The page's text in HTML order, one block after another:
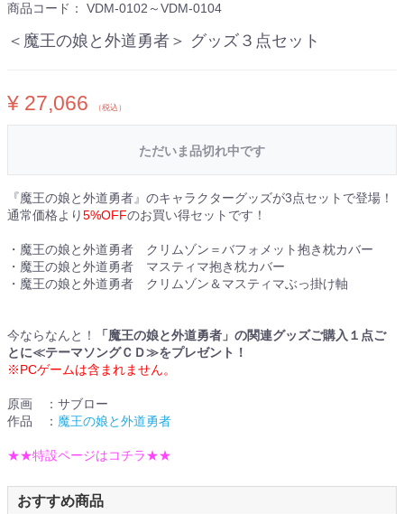
商品コード： VDM-0102～VDM-0104
＜魔王の娘と外道勇者＞ グッズ３点セット
¥ 27,066 （税込）
ただいま品切れ中です
『魔王の娘と外道勇者』のキャラクターグッズが3点セットで登場！
通常価格より5%OFFのお買い得セットです！
・魔王の娘と外道勇者 クリムゾン＝バフォメット抱き枕カバー
・魔王の娘と外道勇者 マスティマ抱き枕カバー
・魔王の娘と外道勇者 クリムゾン＆マスティマぶっ掛け軸
今ならなんと！
「魔王の娘と外道勇者」の関連グッズご購入１点ご
とに≪テーマソングＣＤ≫をプレゼント！
※PCゲームは含まれません。
原画 ：サブロー
作品 ： 魔王の娘と外道勇者
★★特設ページはコチラ★★
おすすめ商品